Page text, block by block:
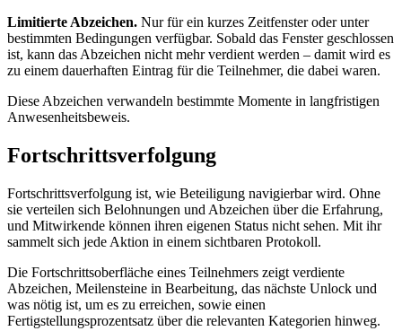
Limitierte Abzeichen. Nur für ein kurzes Zeitfenster oder unter
bestimmten Bedingungen verfügbar. Sobald das Fenster geschlossen
ist, kann das Abzeichen nicht mehr verdient werden – damit wird es
zu einem dauerhaften Eintrag für die Teilnehmer, die dabei waren.
Diese Abzeichen verwandeln bestimmte Momente in langfristigen
Anwesenheitsbeweis.
Fortschrittsverfolgung
Fortschrittsverfolgung ist, wie Beteiligung navigierbar wird. Ohne
sie verteilen sich Belohnungen und Abzeichen über die Erfahrung,
und Mitwirkende können ihren eigenen Status nicht sehen. Mit ihr
sammelt sich jede Aktion in einem sichtbaren Protokoll.
Die Fortschrittsoberfläche eines Teilnehmers zeigt verdiente
Abzeichen, Meilensteine in Bearbeitung, das nächste Unlock und
was nötig ist, um es zu erreichen, sowie einen
Fertigstellungsprozentsatz über die relevanten Kategorien hinweg.